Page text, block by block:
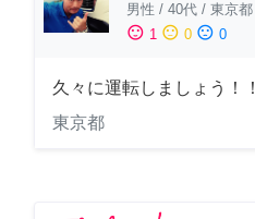
男性 / 40代 / 東京都
sentiment_satisfied 1 sentiment_neutral 0 sentiment_dissatisfied 0
久々に運転しましょう！！
東京都